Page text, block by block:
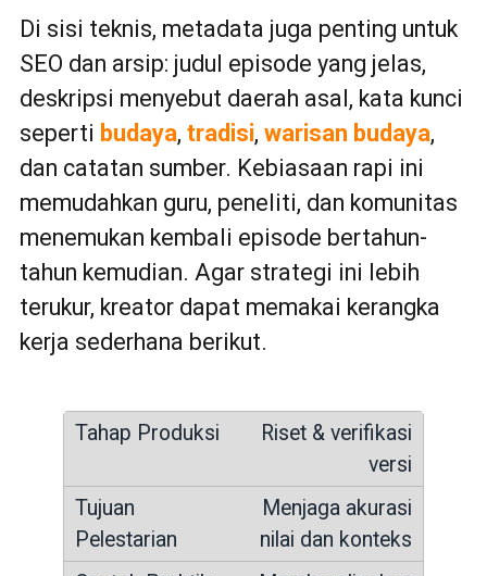
Di sisi teknis, metadata juga penting untuk
SEO dan arsip: judul episode yang jelas,
deskripsi menyebut daerah asal, kata kunci
seperti budaya, tradisi, warisan budaya,
dan catatan sumber. Kebiasaan rapi ini
memudahkan guru, peneliti, dan komunitas
menemukan kembali episode bertahun-
tahun kemudian. Agar strategi ini lebih
terukur, kreator dapat memakai kerangka
kerja sederhana berikut.
Riset & verifikasi
versi
Menjaga akurasi
nilai dan konteks